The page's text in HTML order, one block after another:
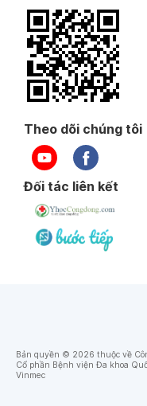
Theo dõi chúng tôi
Đối tác liên kết
Bản quyền © 2026 thuộc về
Cổ phần Bệnh viện Đa khoa
Vinmec